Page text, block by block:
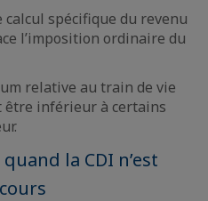
calcul spécifique du revenu
l’imposition ordinaire du
relative au train de vie
inférieur à certains
la CDI n’est